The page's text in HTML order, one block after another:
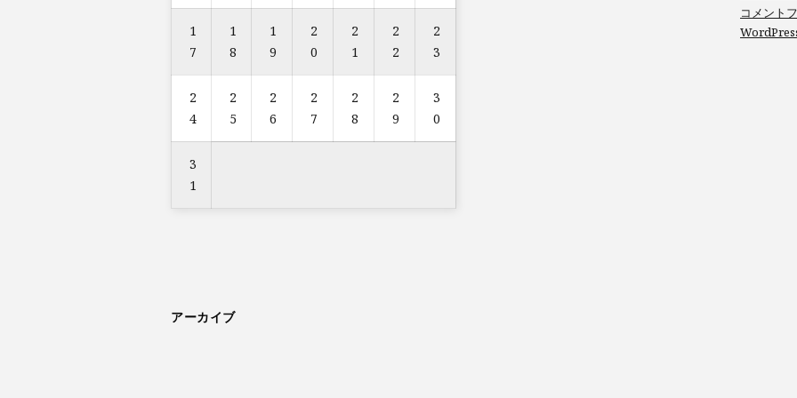
1
7
1
8
1
9
2
0
2
1
2
2
2
3
2
4
2
5
2
6
2
7
2
8
2
9
3
0
3
1
アーカイブ
コメント